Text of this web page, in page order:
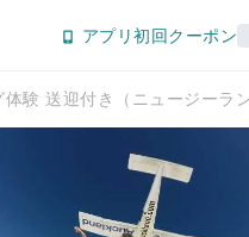
アプリ初回クーポン
験 送迎付き（ニュージーラ